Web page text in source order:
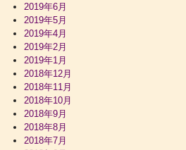
2019年6月
2019年5月
2019年4月
2019年2月
2019年1月
2018年12月
2018年11月
2018年10月
2018年9月
2018年8月
2018年7月